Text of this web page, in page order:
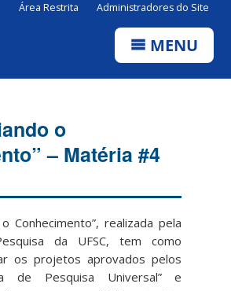
Área Restrita Administradores do Site
MENU
o
– Matéria #4
Conhecimento”, realizada pela
da UFSC, tem como
os projetos aprovados pelos
de Pesquisa Universal” e